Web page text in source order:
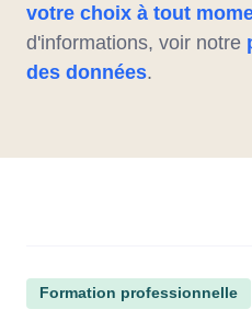
votre choix à tout
d'informations, voir notre
des données.
Formation professionnelle